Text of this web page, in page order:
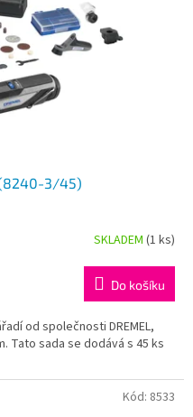
3/45)
SKLADEM (1 ks)
Do košíku
od společnosti DREMEL,
Tato sada se dodává s 45 ks
Kód: 8533